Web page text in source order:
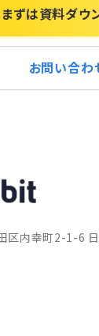
まずは資料ダウ
お問い合わ
区内幸町2-1-6